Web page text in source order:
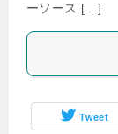
ーソース […]
Tweet